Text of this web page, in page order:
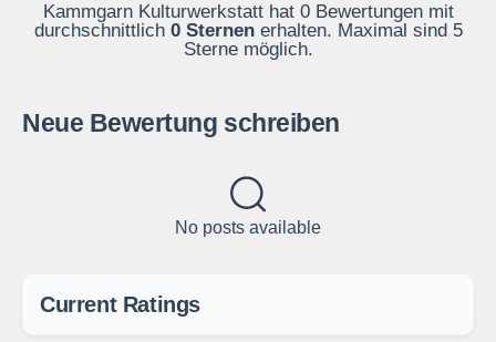
Kammgarn Kulturwerkstatt hat 0 Bewertungen mit
durchschnittlich 0 Sternenerhalten. Maximal sind 5
Sterne möglich.
Neue Bewertung schreiben
No posts available
Current Ratings